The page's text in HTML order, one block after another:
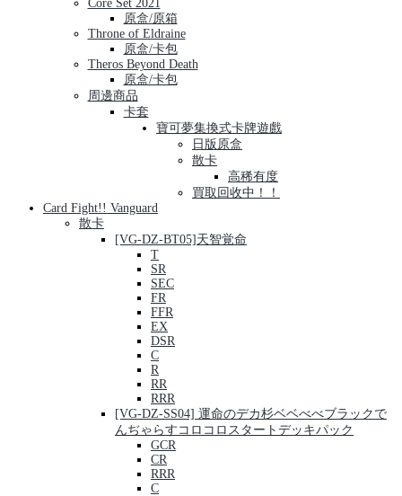
Core Set 2021
原盒/原箱
Throne of Eldraine
原盒/卡包
Theros Beyond Death
原盒/卡包
周邊商品
卡套
寶可夢集換式卡牌遊戲
日版原盒
散卡
高稀有度
買取回收中！！
Card Fight!! Vanguard
散卡
[VG-DZ-BT05]天智覚命
T
SR
SEC
FR
FFR
EX
DSR
C
R
RR
RRR
[VG-DZ-SS04] 運命のデカ杉ベベべべブラックで
んぢゃらすコロコロスタートデッキパック
GCR
CR
RRR
C